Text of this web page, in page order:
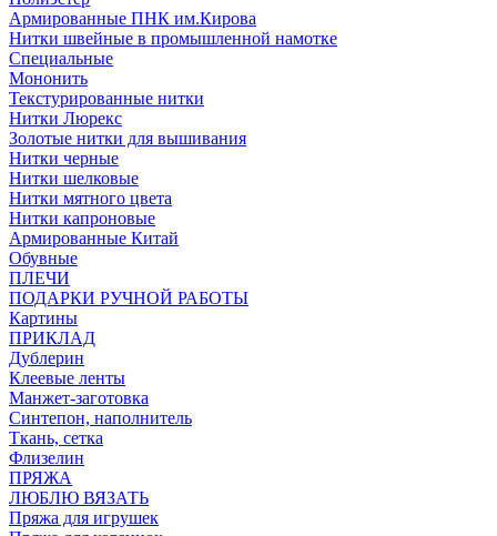
Армированные ПНК им.Кирова
Нитки швейные в промышленной намотке
Специальные
Мононить
Текстурированные нитки
Нитки Люрекс
Золотые нитки для вышивания
Нитки черные
Нитки шелковые
Нитки мятного цвета
Нитки капроновые
Армированные Китай
Обувные
ПЛЕЧИ
ПОДАРКИ РУЧНОЙ РАБОТЫ
Картины
ПРИКЛАД
Дублерин
Клеевые ленты
Манжет-заготовка
Синтепон, наполнитель
Ткань, сетка
Флизелин
ПРЯЖА
ЛЮБЛЮ ВЯЗАТЬ
Пряжа для игрушек